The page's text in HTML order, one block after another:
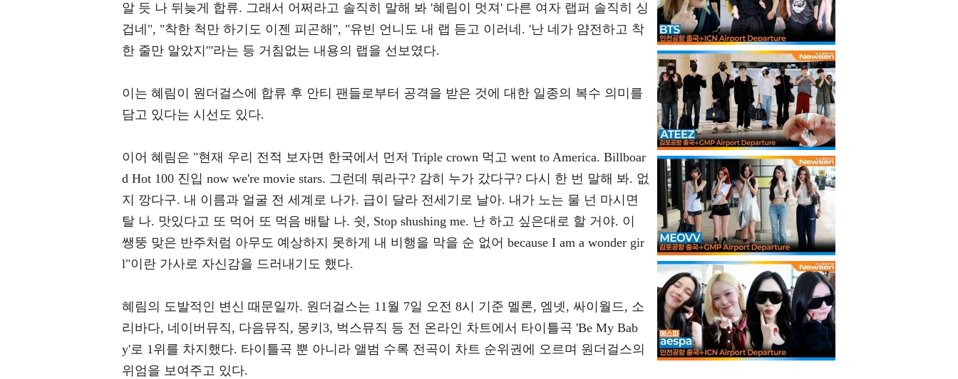
알 듯 나 뒤늦게 합류. 그래서 어쩌라고 솔직히 말해 봐 '혜림이 멋져' 다른 여자 랩퍼 솔직히 싱
겁네", "착한 척만 하기도 이젠 피곤해", "유빈 언니도 내 랩 듣고 이러네. '난 네가 얌전하고 착
한 줄만 알았지'"라는 등 거침없는 내용의 랩을 선보였다.
이는 혜림이 원더걸스에 합류 후 안티 팬들로부터 공격을 받은 것에 대한 일종의 복수 의미를
담고 있다는 시선도 있다.
이어 혜림은 "현재 우리 전적 보자면 한국에서 먼저 Triple crown 먹고 went to America. Billboar
d Hot 100 진입 now we're movie stars. 그런데 뭐라구? 감히 누가 갔다구? 다시 한 번 말해 봐. 없
지 깡다구. 내 이름과 얼굴 전 세계로 나가. 급이 달라 전세기로 날아. 내가 노는 물 넌 마시면
탈 나. 맛있다고 또 먹어 또 먹음 배탈 나. 쉿, Stop shushing me. 난 하고 싶은대로 할 거야. 이
쌩뚱 맞은 반주처럼 아무도 예상하지 못하게 내 비행을 막을 순 없어 because I am a wonder gir
l"이란 가사로 자신감을 드러내기도 했다.
혜림의 도발적인 변신 때문일까. 원더걸스는 11월 7일 오전 8시 기준 멜론, 엠넷, 싸이월드, 소
리바다, 네이버뮤직, 다음뮤직, 몽키3, 벅스뮤직 등 전 온라인 차트에서 타이틀곡 'Be My Bab
y'로 1위를 차지했다. 타이틀곡 뿐 아니라 앨범 수록 전곡이 차트 순위권에 오르며 원더걸스의
위엄을 보여주고 있다.